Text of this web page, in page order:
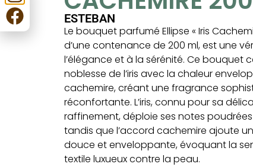
ESTEBAN
Le bouquet parfumé Ellipse « Iris
d’une contenance de 200 ml, est une
l’élégance et à la sérénité. Ce bouquet
noblesse de l’iris avec la chaleur
cachemire, créant une fragrance
réconfortante. L’iris, connu pour sa
raffinement, déploie ses notes
tandis que l’accord cachemire ajoute
douce et enveloppante, évoquant la
textile luxueux contre la peau.